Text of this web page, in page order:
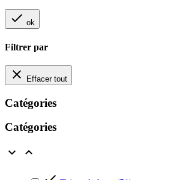
 ok
Filtrer par
 Effacer tout
Catégories
Catégories

